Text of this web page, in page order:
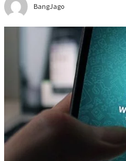
BangJago